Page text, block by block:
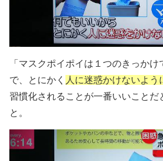
「マスクポイポイは１つのきっか
で、とにかく 人に迷惑かけないよう
習慣化されることが一番いいことだ
と。